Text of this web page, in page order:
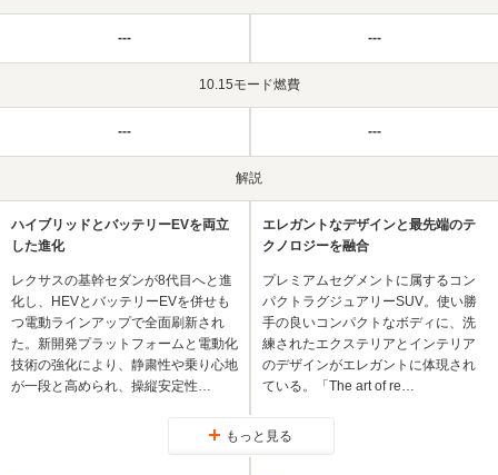
--- ---
10.15モード燃費
--- ---
解説
ハイブリッドとバッテリーEVを両立
した進化
レクサスの基幹セダンが8代目へと進
化し、HEVとバッテリーEVを併せも
つ電動ラインアップで全面刷新され
た。新開発プラットフォームと電動化
技術の強化により、静粛性や乗り心地
が一段と高められ、操縦安定性…
エレガントなデザインと最先端のテ
クノロジーを融合
プレミアムセグメントに属するコン
パクトラグジュアリーSUV。使い勝
手の良いコンパクトなボディに、洗
練されたエクステリアとインテリア
のデザインがエレガントに体現され
ている。「The art of re…
もっと見る